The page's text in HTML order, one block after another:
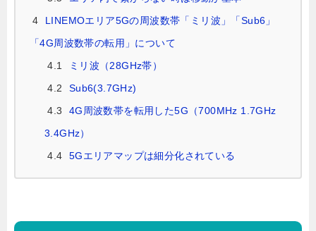
4
LINEMOエリア5Gの周波数帯「ミリ波」「Sub6」
「4G周波数帯の転用」について
4.1
ミリ波（28GHz帯）
4.2
Sub6(3.7GHz)
4.3
4G周波数帯を転用した5G（700MHz 1.7GHz
3.4GHz）
4.4
5Gエリアマップは細分化されている